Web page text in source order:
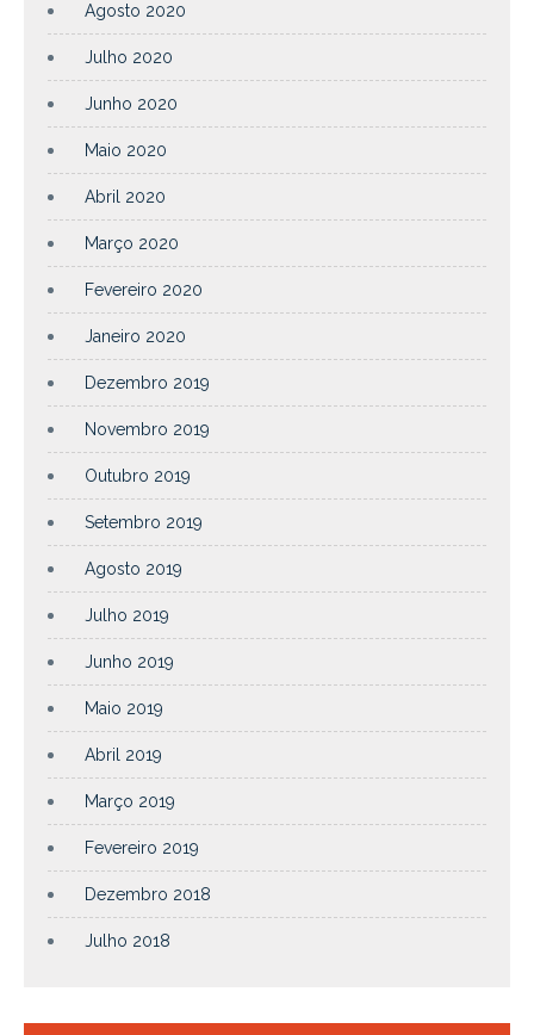
Agosto 2020
Julho 2020
Junho 2020
Maio 2020
Abril 2020
Março 2020
Fevereiro 2020
Janeiro 2020
Dezembro 2019
Novembro 2019
Outubro 2019
Setembro 2019
Agosto 2019
Julho 2019
Junho 2019
Maio 2019
Abril 2019
Março 2019
Fevereiro 2019
Dezembro 2018
Julho 2018